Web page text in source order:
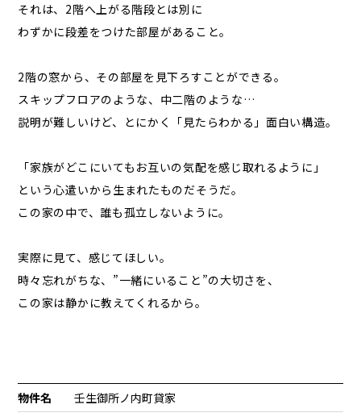
それは、2階へ上がる階段とは別に
わずかに段差をつけた部屋があること。
2階の窓から、その部屋を見下ろすことができる。
スキップフロアのような、中二階のような…
説明が難しいけど、とにかく「見たらわかる」面白い構造。
「家族がどこにいてもお互いの気配を感じ取れるように」
という心遣いから生まれたものだそうだ。
この家の中で、誰も孤立しないように。
実際に見て、感じてほしい。
時々忘れがちな、”一緒にいること”の大切さを、
この家は静かに教えてくれるから。
物件名
壬生御所ノ内町貸家